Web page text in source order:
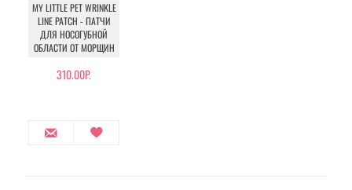
MY LITTLE PET WRINKLE
LINE PATCH - ПАТЧИ
ДЛЯ НОСОГУБНОЙ
ОБЛАСТИ ОТ МОРЩИН
310.00Р.